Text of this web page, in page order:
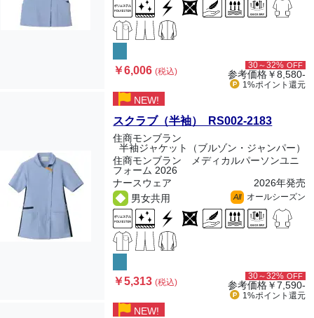
￥6,006(税込)
30～32% OFF
参考価格￥8,580-
1%ポイント 還元
NEW!
スクラブ（半袖） RS002-2183
住商モンブラン
半袖ジャケット（ブルゾン・ジャンパー）
住商モンブラン メディカルパーソンユニ
フォーム 2026
ナースウェア
2026年発売
男女共用
All オールシーズン
￥5,313(税込)
30～32% OFF
参考価格￥7,590-
1%ポイント 還元
NEW!